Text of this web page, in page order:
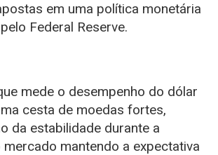
em uma política monetária
Federal Reserve.
mede o desempenho do dólar
cesta de moedas fortes,
da estabilidade durante a
mantendo a expectativa